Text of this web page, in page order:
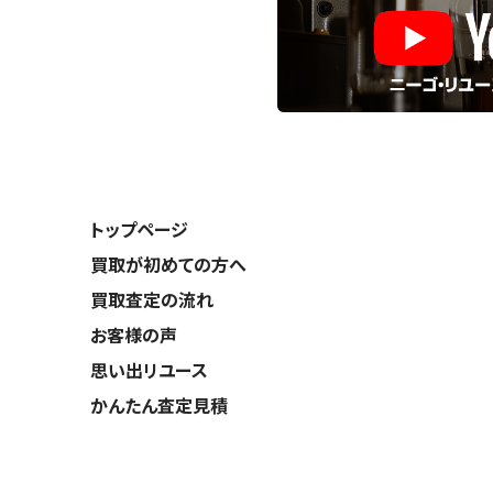
トップページ
買取が初めての方へ
買取査定の流れ
お客様の声
思い出リユース
かんたん査定見積